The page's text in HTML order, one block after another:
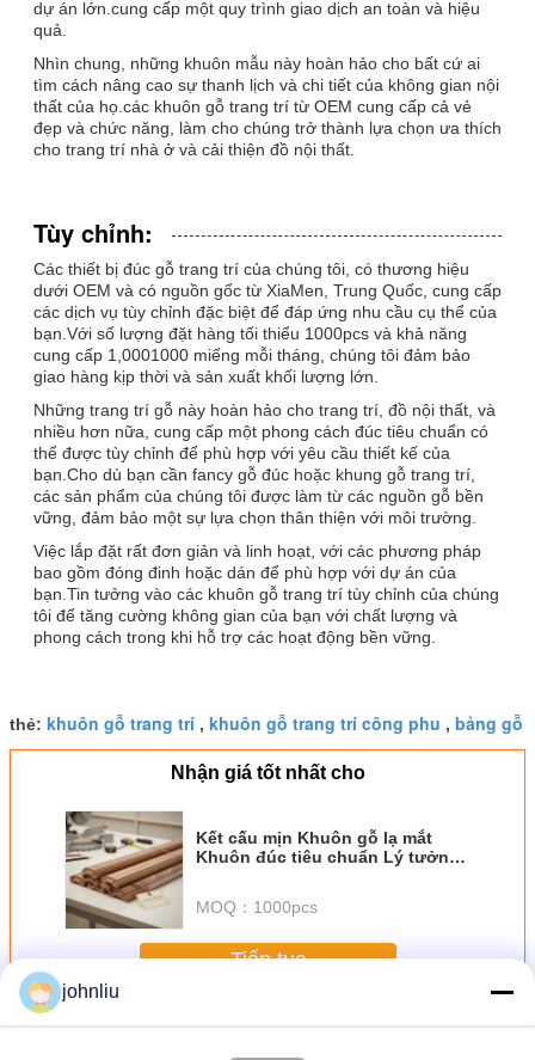
dự án lớn.cung cấp một quy trình giao dịch an toàn và hiệu
quả.
Nhìn chung, những khuôn mẫu này hoàn hảo cho bất cứ ai
tìm cách nâng cao sự thanh lịch và chi tiết của không gian nội
thất của họ.các khuôn gỗ trang trí từ OEM cung cấp cả vẻ
đẹp và chức năng, làm cho chúng trở thành lựa chọn ưa thích
cho trang trí nhà ở và cải thiện đồ nội thất.
Tùy chỉnh:
Các thiết bị đúc gỗ trang trí của chúng tôi, có thương hiệu
dưới OEM và có nguồn gốc từ XiaMen, Trung Quốc, cung cấp
các dịch vụ tùy chỉnh đặc biệt để đáp ứng nhu cầu cụ thể của
bạn.Với số lượng đặt hàng tối thiểu 1000pcs và khả năng
cung cấp 1,0001000 miếng mỗi tháng, chúng tôi đảm bảo
giao hàng kịp thời và sản xuất khối lượng lớn.
Những trang trí gỗ này hoàn hảo cho trang trí, đồ nội thất, và
nhiều hơn nữa, cung cấp một phong cách đúc tiêu chuẩn có
thể được tùy chỉnh để phù hợp với yêu cầu thiết kế của
bạn.Cho dù bạn cần fancy gỗ đúc hoặc khung gỗ trang trí,
các sản phẩm của chúng tôi được làm từ các nguồn gỗ bền
vững, đảm bảo một sự lựa chọn thân thiện với môi trường.
Việc lắp đặt rất đơn giản và linh hoạt, với các phương pháp
bao gồm đóng đinh hoặc dán để phù hợp với dự án của
bạn.Tin tưởng vào các khuôn gỗ trang trí tùy chỉnh của chúng
tôi để tăng cường không gian của bạn với chất lượng và
phong cách trong khi hỗ trợ các hoạt động bền vững.
thẻ: khuôn gỗ trang trí , khuôn gỗ trang trí công phu , bảng gỗ
Nhận giá tốt nhất cho
Kết cấu mịn Khuôn gỗ lạ mắt
Khuôn đúc tiêu chuẩn Lý tưởng
MOQ： 1000pcs
Tiếp tục
HơnMouldings gỗ trang trí
johnliu